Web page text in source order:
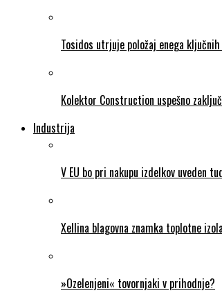
Tosidos utrjuje položaj enega
Kolektor Construction uspešno
Industrija
V EU bo pri nakupu izdelkov uveden
Xellina blagovna znamka toplotne
»Ozelenjeni« tovornjaki v prihodnje?